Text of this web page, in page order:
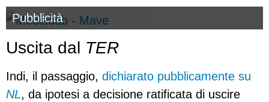
Pubblicità
Uscita dal TER
Indi, il passaggio, dichiarato pubblicamente su
NL, da ipotesi a decisione ratificata di uscire